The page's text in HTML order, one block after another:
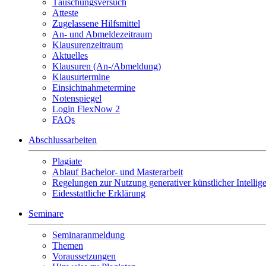
Täuschungsversuch
Atteste
Zugelassene Hilfsmittel
An- und Abmeldezeitraum
Klausurenzeitraum
Aktuelles
Klausuren (An-/Abmeldung)
Klausurtermine
Einsichtnahmetermine
Notenspiegel
Login FlexNow 2
FAQs
Abschlussarbeiten
Plagiate
Ablauf Bachelor- und Masterarbeit
Regelungen zur Nutzung generativer künstlicher
Eidesstattliche Erklärung
Seminare
Seminaranmeldung
Themen
Voraussetzungen